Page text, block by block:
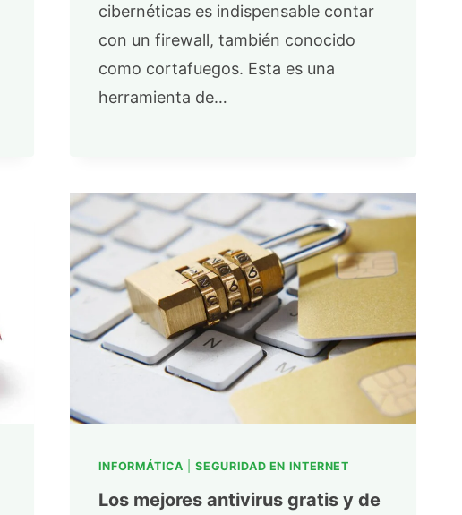
cibernéticas es indispensable contar
con un firewall, también conocido
como cortafuegos. Esta es una
herramienta de…
INFORMÁTICA |SEGURIDAD EN INTERNET
Los mejores antivirus gratis y de